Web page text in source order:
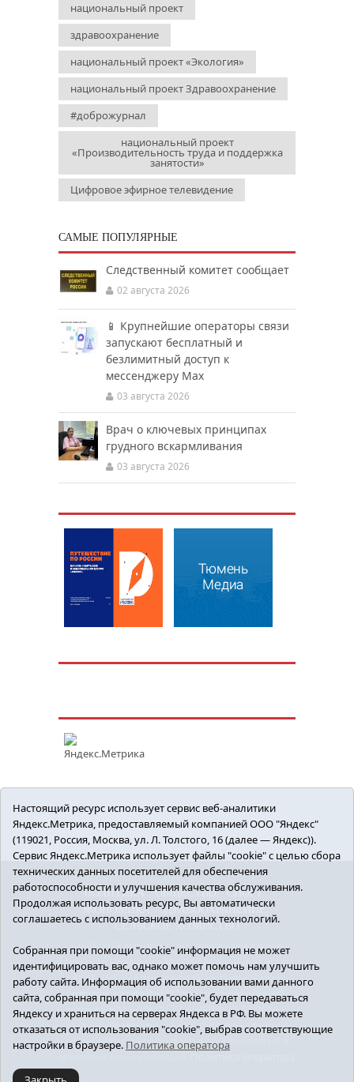
национальный проект
здравоохранение
национальный проект «Экология»
национальный проект Здравоохранение
#доброжурнал
национальный проект
«Производительность труда и поддержка
занятости»
Цифровое эфирное телевидение
САМЫЕ ПОПУЛЯРНЫЕ
Следственный комитет сообщает
02 августа 2026
📱 Крупнейшие операторы связи
запускают бесплатный и
безлимитный доступ к
мессенджеру Мах
03 августа 2026
Врач о ключевых принципах
грудного вскармливания
03 августа 2026
ПОЛИТИКА ОБЩЕСТВО
СПОРТ
ЭКОНОМИКА
ЗДРАВООХРАНЕНИЕ
СЕЛЬСКОЕ ХОЗЯЙСТВО
12+ © 2018 Armizon72.ру. Главный редактор:
Мелешко Владимир Михайлович. Учредитель:
АНО «ИИЦ «Армизонский вестник». E-mail:
armizon_gazeta@obl72.ruРегистрационный
номер СМИ ЭЛ № ФС77-66939 от 25.08.2016 г.
выдано Федеральной службой по надзору в
сфере связи, информационных технологий и
Настоящий ресурс использует сервис веб-аналитики
Яндекс.Метрика, предоставляемый компанией ООО "Яндекс"
(119021, Россия, Москва, ул. Л. Толстого, 16 (далее — Яндекс)).
Сервис Яндекс.Метрика использует файлы "cookie" с целью сбора
технических данных посетителей для обеспечения
работоспособности и улучшения качества обслуживания.
Продолжая использовать ресурс, Вы автоматически
соглашаетесь с использованием данных технологий.
Собранная при помощи "cookie" информация не может
идентифицировать вас, однако может помочь нам улучшить
работу сайта. Информация об использовании вами данного
сайта, собранная при помощи "cookie", будет передаваться
Яндексу и храниться на серверах Яндекса в РФ. Вы можете
отказаться от использования "cookie", выбрав соответствующие
настройки в браузере. Политика оператора